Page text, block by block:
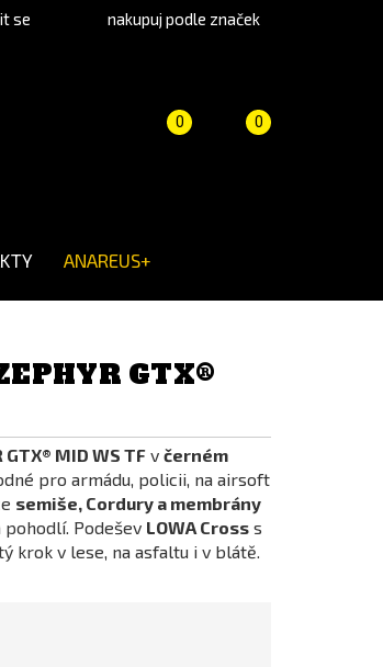
se nakupuj podle značek
Košík 0
(prázdný)
Porovnání
0
ANAREUS+
GTX®
MID WS TF v černém
pro armádu, policii, na airsoft
semiše, Cordury a membrány
Podešev LOWA Cross s
krok v lese, na asfaltu i v blátě.